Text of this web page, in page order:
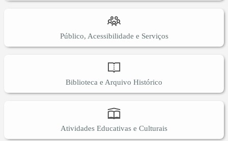
Público, Acessibilidade e Serviços
Biblioteca e Arquivo Histórico
Atividades Educativas e Culturais